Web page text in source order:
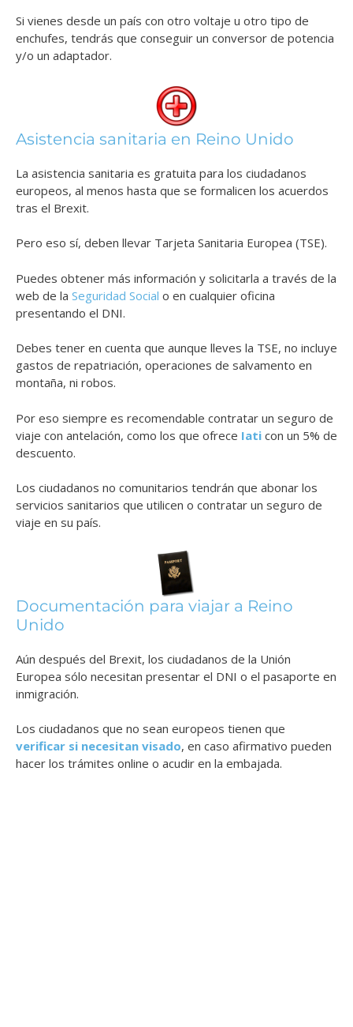
Si vienes desde un país con otro voltaje u otro tipo de
enchufes, tendrás que conseguir un conversor de potencia
y/o un adaptador.
Asistencia sanitaria en Reino Unido
La asistencia sanitaria es gratuita para los ciudadanos
europeos, al menos hasta que se formalicen los acuerdos
tras el Brexit.
Pero eso sí, deben llevar Tarjeta Sanitaria Europea (TSE).
Puedes obtener más información y solicitarla a través de la
web de la Seguridad Social o en cualquier oficina
presentando el DNI.
Debes tener en cuenta que aunque lleves la TSE, no incluye
gastos de repatriación, operaciones de salvamento en
montaña, ni robos.
Por eso siempre es recomendable contratar un seguro de
viaje con antelación, como los que ofrece Iati con un 5% de
descuento.
Los ciudadanos no comunitarios tendrán que abonar los
servicios sanitarios que utilicen o contratar un seguro de
viaje en su país.
Documentación para viajar a Reino
Unido
Aún después del Brexit, los ciudadanos de la Unión
Europea sólo necesitan presentar el DNI o el pasaporte en
inmigración.
Los ciudadanos que no sean europeos tienen que
verificar si necesitan visado, en caso afirmativo pueden
hacer los trámites online o acudir en la embajada.